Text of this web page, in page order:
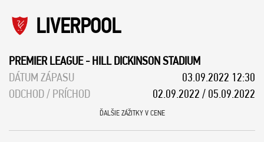
LIVERPOOL
PREMIER LEAGUE-HILL DICKINSON STADIUM
DÁTUM ZÁPASU
03.09.2022 12:30
ODCHOD / PRÍCHOD
02.09.2022 / 05.09.2022
ĎALŠIE ZÁŽITKY V CENE